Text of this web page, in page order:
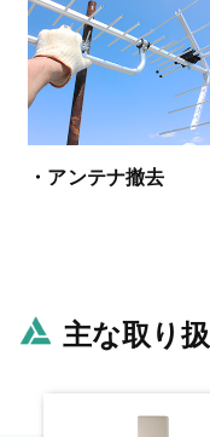
・アンテナ撤去
主な取り